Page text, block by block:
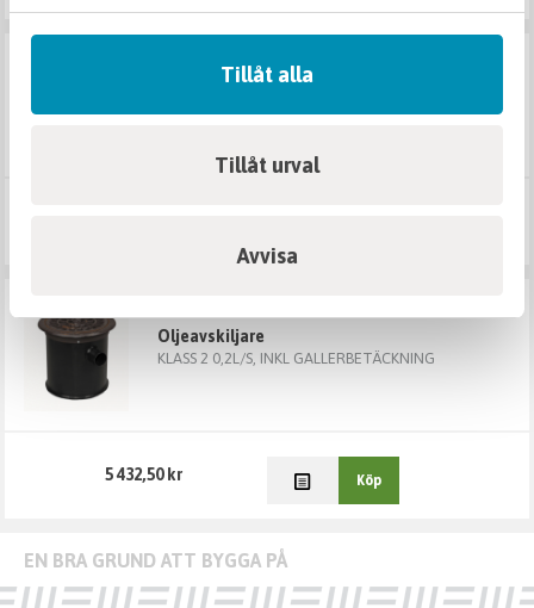
Tillåt alla
Tillåt urval
Avvisa
BESTÄLLNINGSVARA
Sandfång inst-djup <1,5m EN858/CE
oljeavskiljare
KLASS 2 0,2L/S, INKL GALLERBETÄCKNING
5 432,50 kr Köp